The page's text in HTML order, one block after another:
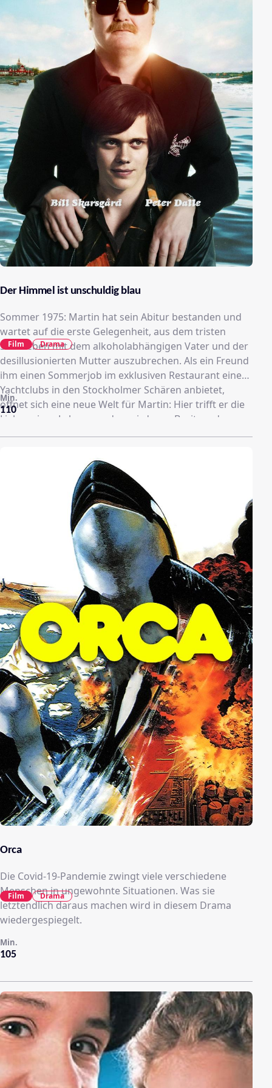
Geheimauftrag der Regierung Waffen aus, um einen
schwedischen Oberst auszulösen, der von
afrikanischen Terroristen als Geisel genommen
Der Himmel ist unschuldig blau
Sommer 1975: Martin hat sein Abitur bestanden und
wartet auf die erste Gelegenheit, aus dem tristen
Stadtleben mit dem alkoholabhängigen Vater und der
desillusionierten Mutter auszubrechen. Als ein Freund
ihm einen Sommerjob im exklusiven Restaurant eines
Yachtclubs in den Stockholmer Schären anbietet,
öffnet sich eine neue Welt für Martin: Hier trifft er die
Liebe seines Lebens, und er wird vom Besitzer des
Restaurants, einem halbseidenen Playboy, unter die
wartet auf Martin. Doch bevor er richtig versteht, was
um ihn herum geschieht, findet er sich im Mittelpunkt
eines der größten Drogenskandale der schwedischen
Kriminalgeschichte wieder.
110
Min.
Film Drama
Orca
Die Covid-19-Pandemie zwingt viele verschiedene
Menschen in ungewohnte Situationen. Was sie
letztendlich daraus machen wird in diesem Drama
wiedergespiegelt.
105
Min.
Film Drama